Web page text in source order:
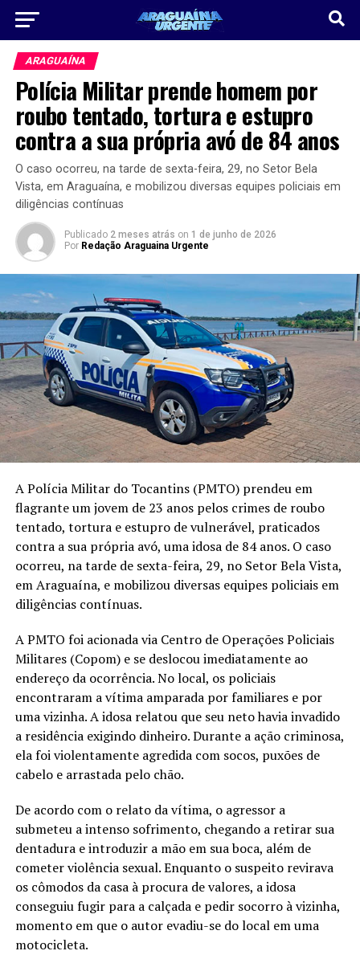
ARAGUAÍNA
Polícia Militar prende homem por
roubo tentado, tortura e estupro
contra a sua própria avó de 84 anos
O caso ocorreu, na tarde de sexta-feira, 29, no Setor Bela
Vista, em Araguaína, e mobilizou diversas equipes policiais em
diligências contínuas
Publicado 2 meses atrás on 1 de junho de 2026
Por Redação Araguaina Urgente
A Polícia Militar do Tocantins (PMTO) prendeu em
flagrante um jovem de 23 anos pelos crimes de roubo
tentado, tortura e estupro de vulnerável, praticados
contra a sua própria avó, uma idosa de 84 anos. O caso
ocorreu, na tarde de sexta-feira, 29, no Setor Bela Vista,
em Araguaína, e mobilizou diversas equipes policiais em
diligências contínuas.
A PMTO foi acionada via Centro de Operações Policiais
Militares (Copom) e se deslocou imediatamente ao
endereço da ocorrência. No local, os policiais
encontraram a vítima amparada por familiares e por
uma vizinha. A idosa relatou que seu neto havia invadido
a residência exigindo dinheiro. Durante a ação criminosa,
ela foi violentamente agredida com socos, puxões de
cabelo e arrastada pelo chão.
De acordo com o relato da vítima, o agressor a
submeteu a intenso sofrimento, chegando a retirar sua
dentadura e introduzir a mão em sua boca, além de
cometer violência sexual. Enquanto o suspeito revirava
os cômodos da casa à procura de valores, a idosa
conseguiu fugir para a calçada e pedir socorro à vizinha,
momento em que o autor evadiu-se do local em uma
motocicleta.